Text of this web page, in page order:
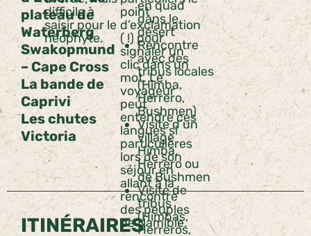
plateau de
Waterberg
Swakopmund
– Cape Cross
La bande de
Caprivi
Les chutes
Victoria
difficile à
saisir pour le
néophyte.
point
d’exclamation
( !) pour
signaler un
clic dans un
mot. Le
voyageur
peut
entendre ces
langues si
particulières
lors de son
séjour en
allant à la
rencontre
des peuples
de Namibie.
en quad
dans le
désert
Rencontre
avec des
tribus locales
(Himba,
Herrero,
Bushmen)
Visite d’un
village
Himba,
Herrero ou
de Bushmen
Visite de
tribus
(Himbas,
Herreros,
ITINÉRAIRES